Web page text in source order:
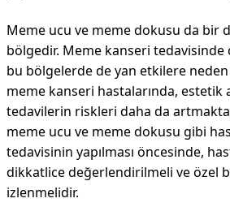
Meme ucu ve meme dokusu da bir
bölgedir. Meme kanseri tedavisinde
bu bölgelerde de yan etkilere
meme kanseri hastalarında, estetik
tedavilerin riskleri daha da
meme ucu ve meme dokusu gibi
tedavisinin yapılması öncesinde,
dikkatlice değerlendirilmeli ve özel
izlenmelidir.